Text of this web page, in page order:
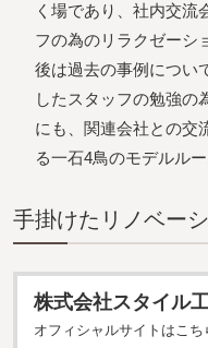
く場であり、社内交流
フの為のリラクゼーシ
後は過去の事例につい
したスタッフの勉強の
にも、関連会社との交
る一石4鳥のモデルルー
⼿掛けたリノベー
株式会社スタイル
オフィシャルサイトはこち